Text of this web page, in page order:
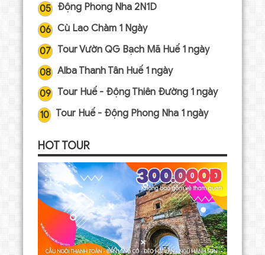
05 Động Phong Nha 2N1D
06 Cù Lao Chàm 1 Ngày
07 Tour Vườn QG Bạch Mã Huế 1 ngày
08 Alba Thanh Tân Huế 1 ngày
09 Tour Huế - Động Thiên Đường 1 ngày
10 Tour Huế - Động Phong Nha 1 ngày
HOT TOUR